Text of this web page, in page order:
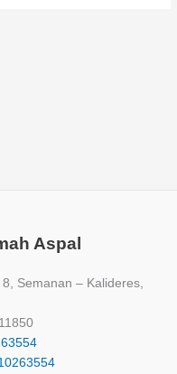
Aspal
Semanan – Kalideres,